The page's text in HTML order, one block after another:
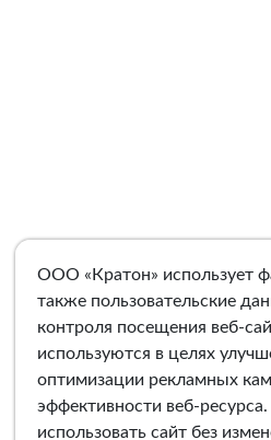
ООО «Кратон» использует
также пользовательские
контроля посещения веб-
используются в целях
оптимизации рекламных
эффективности веб-
использовать сайт без